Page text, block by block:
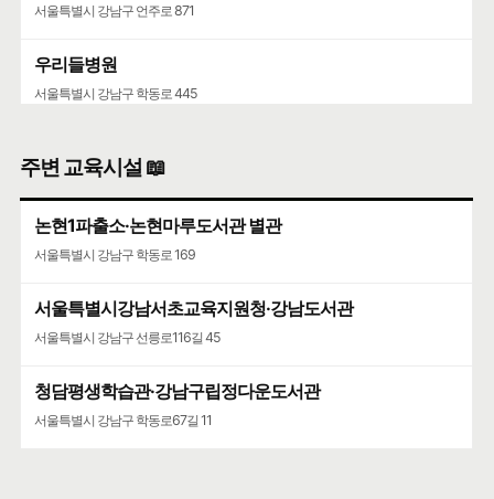
서울특별시 강남구 언주로 871
우리들병원
서울특별시 강남구 학동로 445
서울특별시 강남구 삼성로147길 46
주변 교육시설 📖
논현1파출소·논현마루도서관 별관
서울특별시 강남구 학동로 169
서울특별시강남서초교육지원청·강남도서관
서울특별시 강남구 선릉로116길 45
청담평생학습관·강남구립정다운도서관
서울특별시 강남구 학동로67길 11